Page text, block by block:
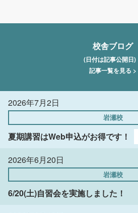
校舎ブログ
(日付は記事公開日)
記事一覧を見る >
2026年7月2日
岩瀬校
夏期講習はWeb申込がお得です！
2026年6月20日
岩瀬校
6/20(土)自習会を実施しました！